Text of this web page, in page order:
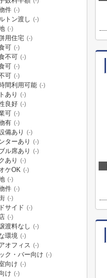
件 (-)
トン渡し (-)
(-)
用住宅 (-)
可 (-)
不可 (-)
可 (-)
可 (-)
間利用可能 (-)
あり (-)
良好 (-)
可 (-)
有 (-)
備あり (-)
ターあり (-)
ル席あり (-)
あり (-)
ケOK (-)
(-)
件 (-)
(-)
サイド (-)
(-)
渡料なし (-)
環境 (-)
オフィス (-)
ク・バー向け (-)
向け (-)
け (-)